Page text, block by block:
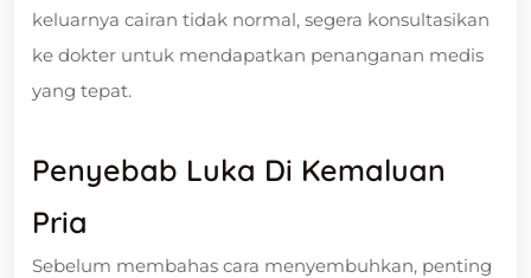
keluarnya cairan tidak normal, segera konsultasikan
ke dokter untuk mendapatkan penanganan medis
yang tepat.
Penyebab Luka Di Kemaluan
Pria
Sebelum membahas cara menyembuhkan, penting